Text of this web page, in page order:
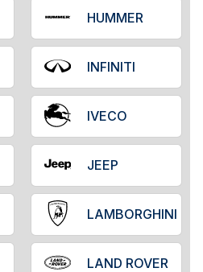
HUMMER
INFINITI
IVECO
JEEP
LAMBORGHINI
LAND ROVER